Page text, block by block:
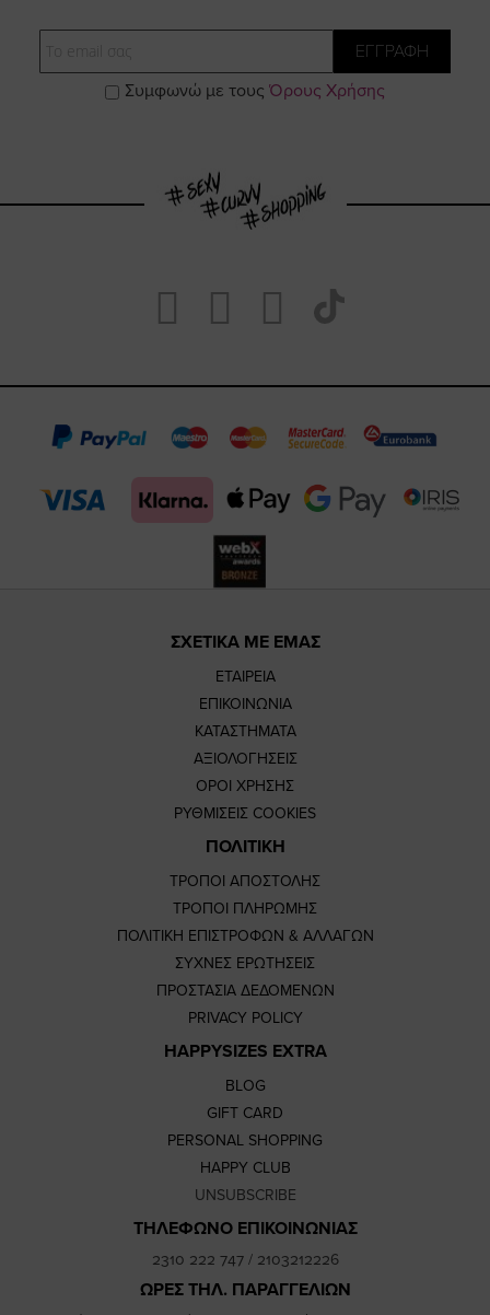
ΕΓΓΡΑΦΗ
Συμφωνώ με τους Όρους Χρήσης
Visit
https://
page
Visit
https://
page
Visit
https://
page
our
TikTok
page
ΣΧΕΤΙΚΑ ΜΕ ΕΜΑΣ
ΕΤΑΙΡΕΙΑ
ΕΠΙΚΟΙΝΩΝΙΑ
ΚΑΤΑΣΤΗΜΑΤΑ
ΑΞΙΟΛΟΓΗΣΕΙΣ
ΟΡΟΙ ΧΡΗΣΗΣ
ΡΥΘΜΙΣΕΙΣ COOKIES
ΠΟΛΙΤΙΚΗ
ΤΡΟΠΟΙ ΑΠΟΣΤΟΛΗΣ
ΤΡΟΠΟΙ ΠΛΗΡΩΜΗΣ
ΠΟΛΙΤΙΚΗ ΕΠΙΣΤΡΟΦΩΝ & ΑΛΛΑΓΩΝ
ΣΥΧΝΕΣ ΕΡΩΤΗΣΕΙΣ
ΠΡΟΣΤΑΣΙΑ ΔΕΔΟΜΕΝΩΝ
PRIVACY POLICY
HAPPYSIZES EXTRA
BLOG
GIFT CARD
PERSONAL SHOPPING
HAPPY CLUB
UNSUBSCRIBE
ΤΗΛΕΦΩΝΟ ΕΠΙΚΟΙΝΩΝΙΑΣ
2310 222 747/ 2103212226
ΩΡΕΣ ΤΗΛ. ΠΑΡΑΓΓΕΛΙΩΝ